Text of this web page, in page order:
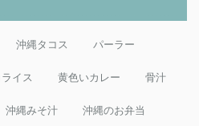
沖縄タコス パーラー
イス 黄色いカレー 骨汁
沖縄みそ汁 沖縄のお弁当